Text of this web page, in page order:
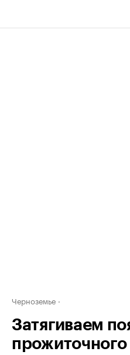
Черноземье
Затягиваем